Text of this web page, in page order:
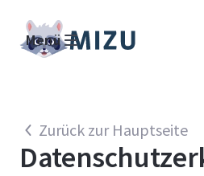
Menü
Zurück zur Hauptseite